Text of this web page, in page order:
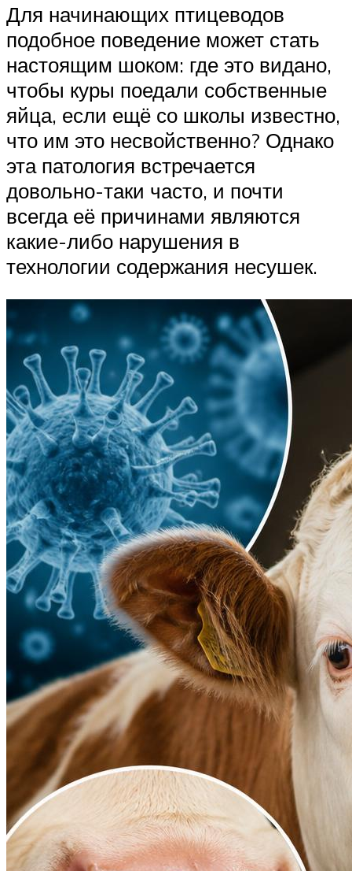
Для начинающих птицеводов
подобное поведение может стать
настоящим шоком: где это видано,
чтобы куры поедали собственные
яйца, если ещё со школы известно,
что им это несвойственно? Однако
эта патология встречается
довольно-таки часто, и почти
всегда её причинами являются
какие-либо нарушения в
технологии содержания несушек.